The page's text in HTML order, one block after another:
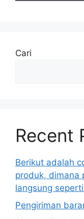
Cari
Recent
Berikut adalah
produk, dimana
langsung
Pengiriman